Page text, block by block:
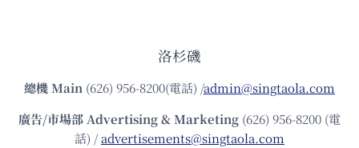
洛杉磯
總機Main (626) 956-8200(電話) /admin@singtaola.com
廣告/市場部Advertising & Marketing (626) 956-8200 (電
話) /advertisements@singtaola.com